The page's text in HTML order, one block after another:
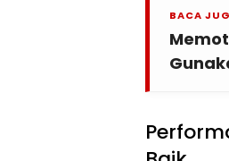
BACA